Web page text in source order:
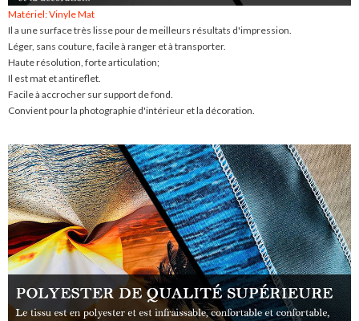
Matériel: Vinyle Mat
Il a une surface très lisse pour de meilleurs résultats d'impression.
Léger, sans couture, facile à ranger et à transporter.
Haute résolution, forte articulation;
Il est mat et antireflet.
Facile à accrocher sur support de fond.
Convient pour la photographie d'intérieur et la décoration.